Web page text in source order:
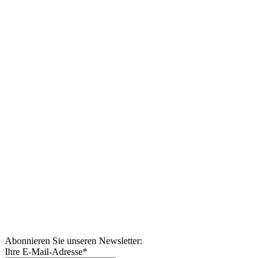
Abonnieren Sie unseren Newsletter:
Ihre E-Mail-Adresse*